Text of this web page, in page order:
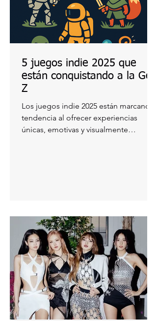
5 juegos indie 2025 que
están conquistando a la Gen
Z
Los juegos indie 2025 están marcando
tendencia al ofrecer experiencias
únicas, emotivas y visualmente